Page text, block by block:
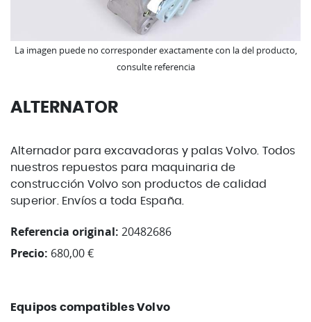
ALTERNATOR
Alternador para excavadoras y palas Volvo. Todos
nuestros repuestos para maquinaria de
construcción Volvo son productos de calidad
superior. Envíos a toda España.
Referencia original: 20482686
Precio: 680,00 €
Equipos compatibles Volvo
La imagen puede no corresponder exactamente con la del producto,
consulte referencia